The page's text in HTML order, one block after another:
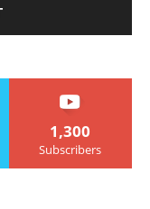
1,300
Subscribers